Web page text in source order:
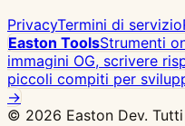
PrivacyTermini di servizio
Easton ToolsStrumenti
immagini OG, scrivere
piccoli compiti per
→
© 2026 Easton Dev.